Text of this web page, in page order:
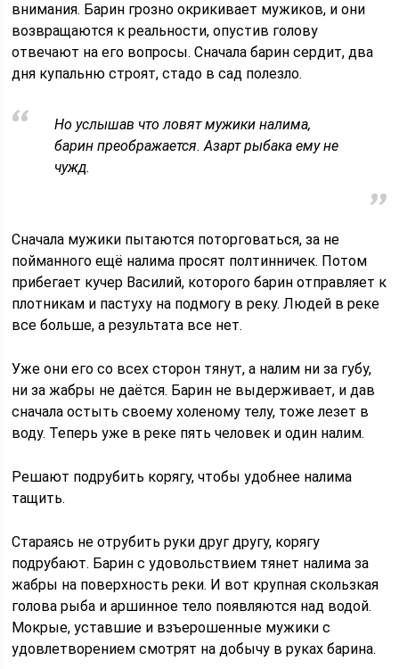
внимания. Барин грозно окрикивает мужиков, и они
возвращаются к реальности, опустив голову
отвечают на его вопросы. Сначала барин сердит, два
дня купальню строят, стадо в сад полезло.
Но услышав что ловят мужики налима,
барин преображается. Азарт рыбака ему не
чужд.
Сначала мужики пытаются поторговаться, за не
пойманного ещё налима просят полтинничек. Потом
прибегает кучер Василий, которого барин отправляет к
плотникам и пастуху на подмогу в реку. Людей в реке
все больше, а результата все нет.
Уже они его со всех сторон тянут, а налим ни за губу,
ни за жабры не даётся. Барин не выдерживает, и дав
сначала остыть своему холеному телу, тоже лезет в
воду. Теперь уже в реке пять человек и один налим.
Решают подрубить корягу, чтобы удобнее налима
тащить.
Стараясь не отрубить руки друг другу, корягу
подрубают. Барин с удовольствием тянет налима за
жабры на поверхность реки. И вот крупная скользкая
голова рыба и аршинное тело появляются над водой.
Мокрые, уставшие и взъерошенные мужики с
удовлетворением смотрят на добычу в руках барина.